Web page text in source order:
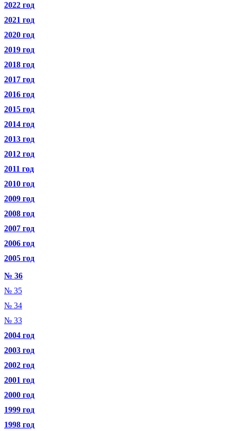
2022 год
2021 год
2020 год
2019 год
2018 год
2017 год
2016 год
2015 год
2014 год
2013 год
2012 год
2011 год
2010 год
2009 год
2008 год
2007 год
2006 год
2005 год
№ 36
№ 35
№ 34
№ 33
2004 год
2003 год
2002 год
2001 год
2000 год
1999 год
1998 год